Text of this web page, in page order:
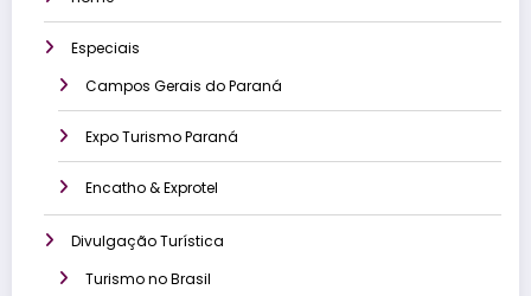
Especiais
Campos Gerais do Paraná
Expo Turismo Paraná
Encatho & Exprotel
Divulgação Turística
Turismo no Brasil